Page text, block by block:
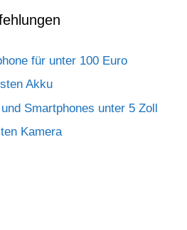
für unter 100 Euro
Akku
Smartphones unter 5 Zoll
Kamera